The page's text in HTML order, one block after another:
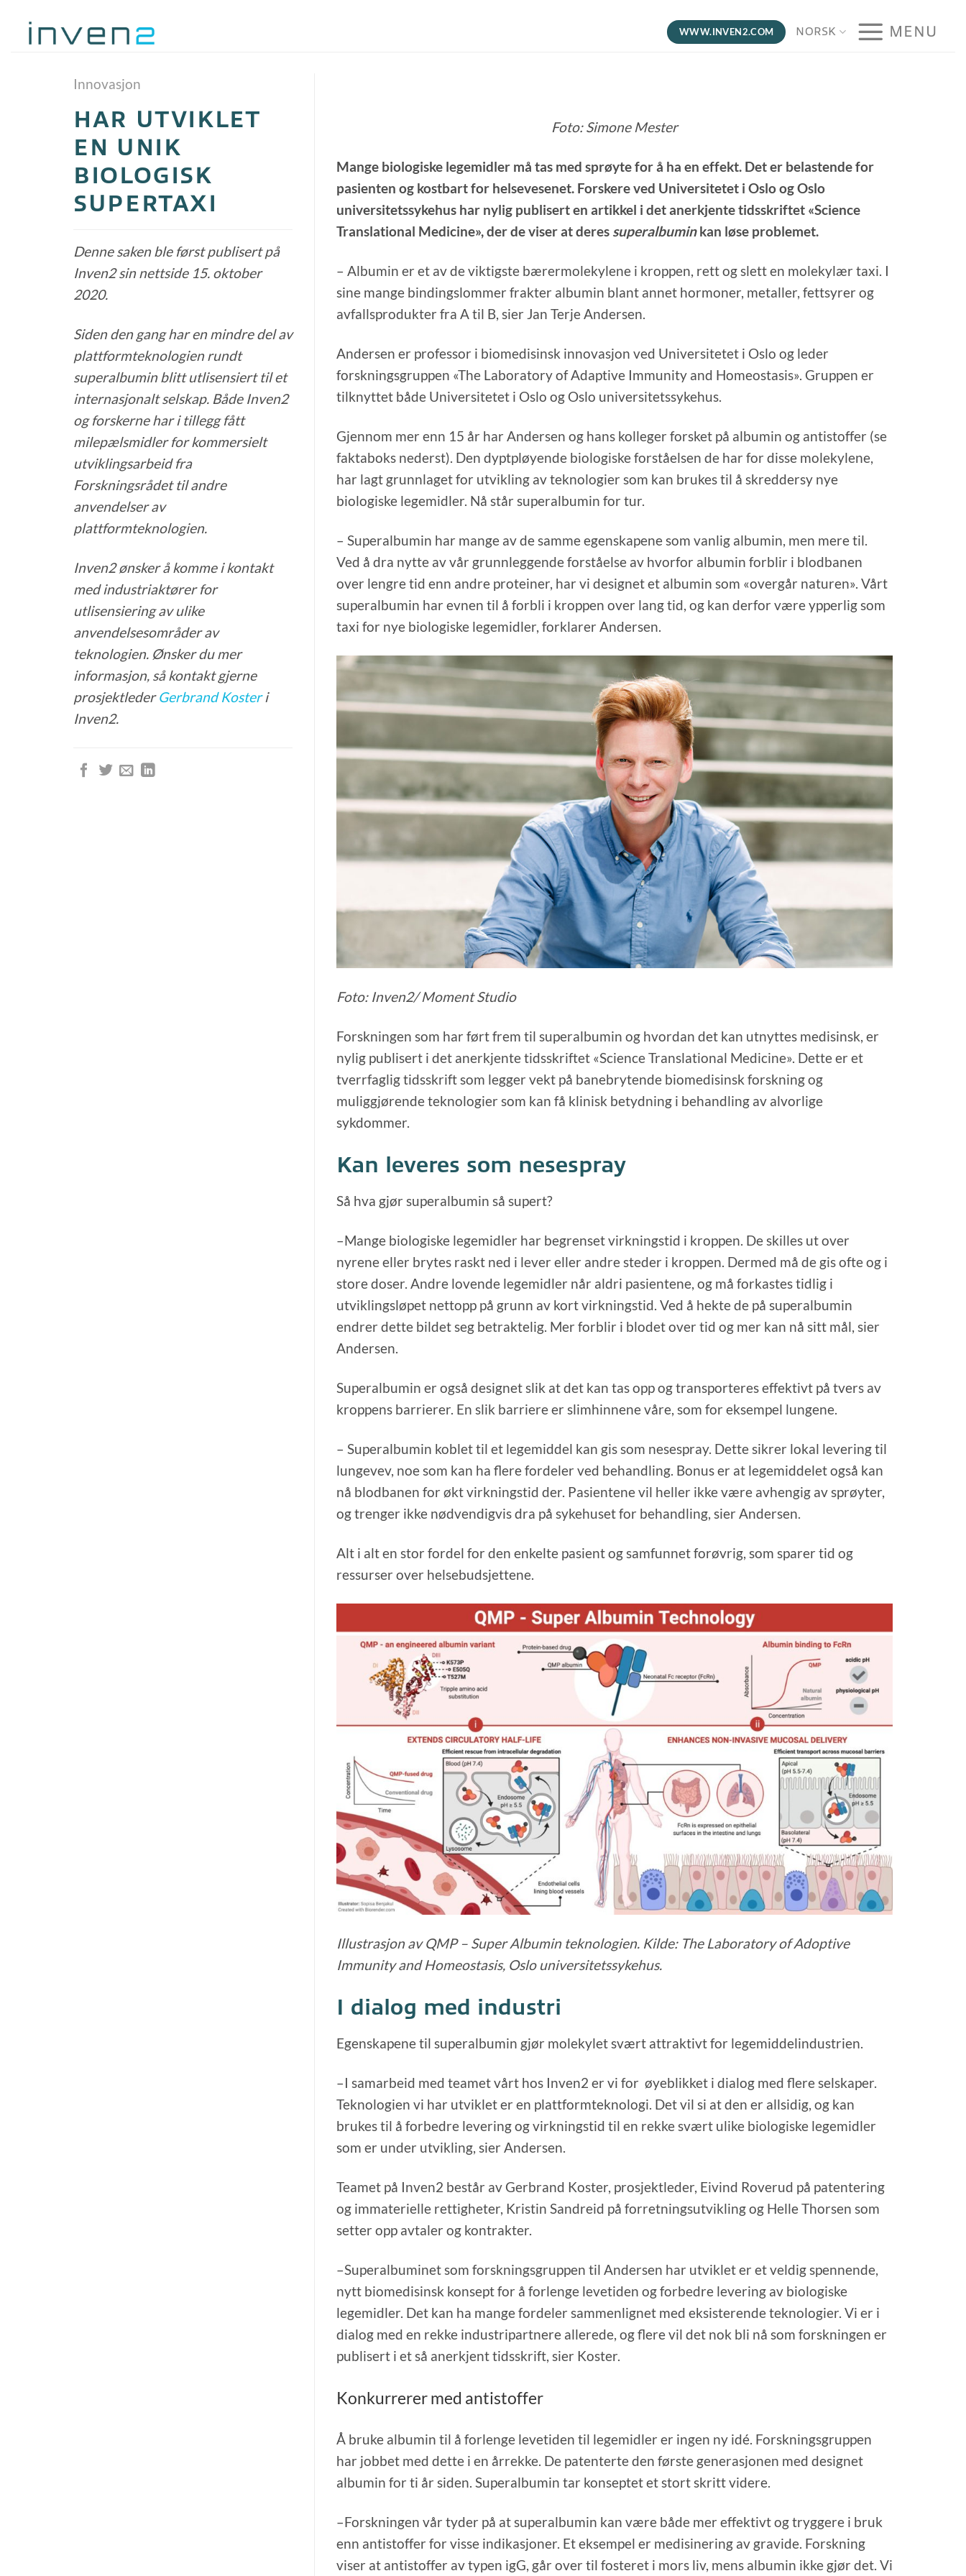
WWW.INVEN2.COM NORSK MENU
Innovasjon
HAR UTVIKLET
EN UNIK
BIOLOGISK
SUPERTAXI
Denne saken ble først publisert på
Inven2 sin nettside 15. oktober
2020.
Siden den gang har en mindre del av
plattformteknologien rundt
superalbumin blitt utlisensiert til et
internasjonalt selskap. Både Inven2
og forskerne har i tillegg fått
milepælsmidler for kommersielt
utviklingsarbeid fra
Forskningsrådet til andre
anvendelser av
plattformteknologien.
Inven2 ønsker å komme i kontakt
med industriaktører for
utlisensiering av ulike
anvendelsesområder av
teknologien. Ønsker du mer
informasjon, så kontakt gjerne
prosjektlederGerbrand Kosteri
Inven2.​
Foto: Simone Mester
Mange biologiske legemidler må tas med sprøyte for å ha en effekt. Det er belastende for
pasienten og kostbart for helsevesenet. Forskere ved Universitetet i Oslo og Oslo
universitetssykehus har nylig publisert en artikkel i det anerkjente tidsskriftet «Science
Translational Medicine», der de viser at deres superalbuminkan løse problemet.
– Albumin er et av de viktigste bærermolekylene i kroppen, rett og slett en molekylær taxi. I
sine mange bindingslommer frakter albumin blant annet hormoner, metaller, fettsyrer og
avfallsprodukter fra A til B, sier Jan Terje Andersen.
Andersen er professor i biomedisinsk innovasjon ved Universitetet i Oslo og leder
forskningsgruppen «The Laboratory of Adaptive Immunity and Homeostasis». Gruppen er
tilknyttet både Universitetet i Oslo og Oslo universitetssykehus.
Gjennom mer enn 15 år har Andersen og hans kolleger forsket på albumin og antistoffer (se
faktaboks nederst). Den dyptpløyende biologiske forståelsen de har for disse molekylene,
har lagt grunnlaget for utvikling av teknologier som kan brukes til å skreddersy nye
biologiske legemidler. Nå står superalbumin for tur.
– Superalbumin har mange av de samme egenskapene som vanlig albumin, men mere til.
Ved å dra nytte av vår grunnleggende forståelse av hvorfor albumin forblir i blodbanen
over lengre tid enn andre proteiner, har vi designet et albumin som «overgår naturen». Vårt
superalbumin har evnen til å forbli i kroppen over lang tid, og kan derfor være ypperlig som
taxi for nye biologiske legemidler, forklarer Andersen.
Foto: Inven2/ Moment Studio
Forskningen som har ført frem til superalbumin og hvordan det kan utnyttes medisinsk, er
nylig publisert i det anerkjente tidsskriftet «Science Translational Medicine». Dette er et
tverrfaglig tidsskrift som legger vekt på banebrytende biomedisinsk forskning og
muliggjørende teknologier som kan få klinisk betydning i behandling av alvorlige
sykdommer.
Kan leveres som nesespray
Så hva gjør superalbumin så supert?
–Mange biologiske legemidler har begrenset virkningstid i kroppen. De skilles ut over
nyrene eller brytes raskt ned i lever eller andre steder i kroppen. Dermed må de gis ofte og i
store doser. Andre lovende legemidler når aldri pasientene, og må forkastes tidlig i
utviklingsløpet nettopp på grunn av kort virkningstid. Ved å hekte de på superalbumin
endrer dette bildet seg betraktelig. Mer forblir i blodet over tid og mer kan nå sitt mål, sier
Andersen.
Superalbumin er også designet slik at det kan tas opp og transporteres effektivt på tvers av
kroppens barrierer. En slik barriere er slimhinnene våre, som for eksempel lungene.
– Superalbumin koblet til et legemiddel kan gis som nesespray. Dette sikrer lokal levering til
lungevev, noe som kan ha flere fordeler ved behandling. Bonus er at legemiddelet også kan
nå blodbanen for økt virkningstid der. Pasientene vil heller ikke være avhengig av sprøyter,
og trenger ikke nødvendigvis dra på sykehuset for behandling, sier Andersen.
Alt i alt en stor fordel for den enkelte pasient og samfunnet forøvrig, som sparer tid og
ressurser over helsebudsjettene.
Illustrasjon av QMP – Super Albumin teknologien. Kilde: The Laboratory of Adoptive
Immunity and Homeostasis, Oslo universitetssykehus.
I dialog med industri
Egenskapene til superalbumin gjør molekylet svært attraktivt for legemiddelindustrien.
–I samarbeid med teamet vårt hos Inven2 er vi for øyeblikket i dialog med flere selskaper.
Teknologien vi har utviklet er en plattformteknologi. Det vil si at den er allsidig, og kan
brukes til å forbedre levering og virkningstid til en rekke svært ulike biologiske legemidler
som er under utvikling, sier Andersen.
Teamet på Inven2 består av Gerbrand Koster, prosjektleder, Eivind Roverud på patentering
og immaterielle rettigheter, Kristin Sandreid på forretningsutvikling og Helle Thorsen som
setter opp avtaler og kontrakter.
–Superalbuminet som forskningsgruppen til Andersen har utviklet er et veldig spennende,
nytt biomedisinsk konsept for å forlenge levetiden og forbedre levering av biologiske
legemidler. Det kan ha mange fordeler sammenlignet med eksisterende teknologier. Vi er i
dialog med en rekke industripartnere allerede, og flere vil det nok bli nå som forskningen er
publisert i et så anerkjent tidsskrift, sier Koster.
Konkurrerer med antistoffer
Å bruke albumin til å forlenge levetiden til legemidler er ingen ny idé. Forskningsgruppen
har jobbet med dette i en årrekke. De patenterte den første generasjonen med designet
albumin for ti år siden. Superalbumin tar konseptet et stort skritt videre.
–Forskningen vår tyder på at superalbumin kan være både mer effektivt og tryggere i bruk
enn antistoffer for visse indikasjoner. Et eksempel er medisinering av gravide. Forskning
viser at antistoffer av typen igG, går over til fosteret i mors liv, mens albumin ikke gjør det. Vi